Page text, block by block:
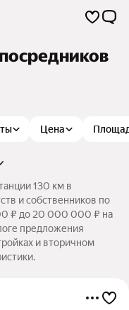
Цена
130 км в
и собственников по
₽ до 20 000 000 ₽ на
предложения
и вторичном